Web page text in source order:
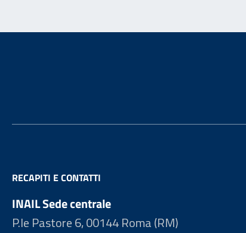
RECAPITI E CONTATTI
INAIL Sede centrale
P.le Pastore 6, 00144 Roma (RM)